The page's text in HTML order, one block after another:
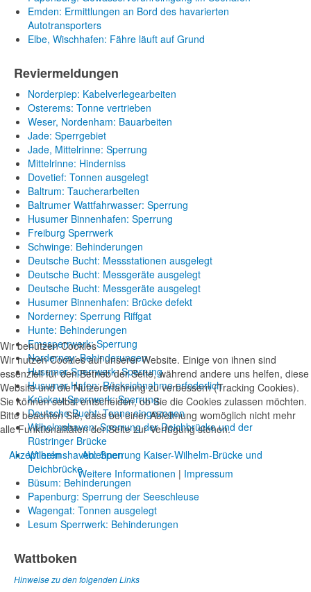
Emden: Ermittlungen an Bord des havarierten
Autotransporters
Elbe, Wischhafen: Fähre läuft auf Grund
Reviermeldungen
Norderpiep: Kabelverlegearbeiten
Osterems: Tonne vertrieben
Weser, Nordenham: Bauarbeiten
Jade: Sperrgebiet
Jade, Mittelrinne: Sperrung
Mittelrinne: Hinderniss
Dovetief: Tonnen ausgelegt
Baltrum: Taucherarbeiten
Baltrumer Wattfahrwasser: Sperrung
Husumer Binnenhafen: Sperrung
Freiburg Sperrwerk
Schwinge: Behinderungen
Deutsche Bucht: Messstationen ausgelegt
Deutsche Bucht: Messgeräte ausgelegt
Deutsche Bucht: Messgeräte ausgelegt
Husumer Binnenhafen: Brücke defekt
Norderney: Sperrung Riffgat
Hunte: Behinderungen
Emssperrwerk: Sperrung
Norderney: Behinderungen
Husumer Sperrwerk: Sperrung
Husumer Hafen: Rücksichnahme erfoderlich
Krückau-Sperrwerk: Sperrung
Deutsche Bucht: Tonne eingezogen
Wilhelmshaven: Sperrung der Deichbrücke und der
Rüstringer Brücke
Wilhelmshaven: Sperrung Kaiser-Wilhelm-Brücke und
Deichbrücke
Büsum: Behinderungen
Papenburg: Sperrung der Seeschleuse
Wagengat: Tonnen ausgelegt
Lesum Sperrwerk: Behinderungen
Wattboken
Hinweise zu den folgenden Links
Wir benutzen Cookies
Wir nutzen Cookies auf unserer Website. Einige von ihnen sind
essenziell für den Betrieb der Seite, während andere uns helfen, diese
Website und die Nutzererfahrung zu verbessern (Tracking Cookies).
Sie können selbst entscheiden, ob Sie die Cookies zulassen möchten.
Bitte beachten Sie, dass bei einer Ablehnung womöglich nicht mehr
alle Funktionalitäten der Seite zur Verfügung stehen.
Akzeptieren
Ablehnen
Weitere Informationen | Impressum